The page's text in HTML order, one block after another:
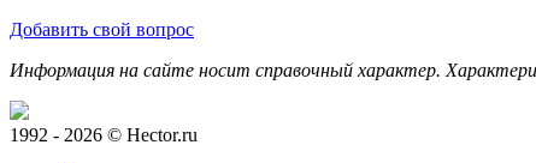
Добавить свой вопрос
Информация на сайте носит справочный характер.
1992 - 2026 © Hector.ru